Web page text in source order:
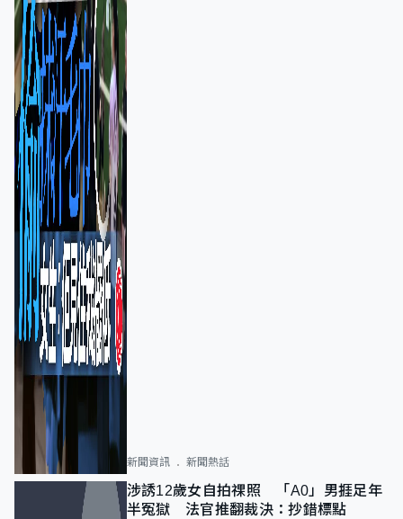
新聞資訊 新聞熱話
涉誘12歲女自拍祼照 「A0」男捱足年
半冤獄 法官推翻裁決：抄錯標點